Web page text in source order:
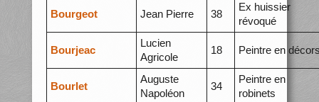
Bourgeot Jean Pierre 38
Ex huissier
révoqué
Bourjeac
Lucien
Agricole
18 Peintre en
Bourlet
Auguste
Napoléon
34
Peintre en
robinets